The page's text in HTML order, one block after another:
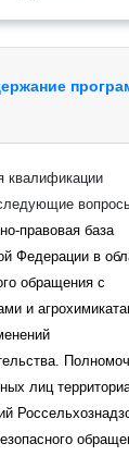
квалификации
правовая база
Федерации в
обращения с
и
лиц